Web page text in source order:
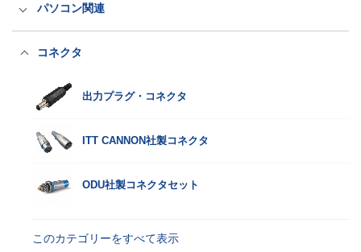
家電規格ACアダプター
このカテゴリーをすべて表示
充電器
LED電源・防水アダプター
このカテゴリーをすべて表示
国内用電源ケーブル（ACコード）
抜け防止電源ケーブル（ロック式）
PSEホスピタルグレード抜け防止
このカテゴリーをすべて表示
パソコン関連
産業規格タッチパネルPC
洗えるキーボードとマウス
空中ディスプレイ
コネクタ
出力プラグ・コネクタ
ITT CANNON社製コネクタ
ODU社製コネクタセット
このカテゴリーをすべて表示